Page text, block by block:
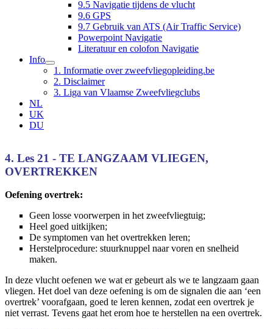
9.5 Navigatie tijdens de vlucht
9.6 GPS
9.7 Gebruik van ATS (Air Traffic Service)
Powerpoint Navigatie
Literatuur en colofon Navigatie
Info
1. Informatie over zweefvliegopleiding.be
2. Disclaimer
3. Liga van Vlaamse Zweefvliegclubs
NL
UK
DU
4. Les 21 - TE LANGZAAM VLIEGEN,
OVERTREKKEN
Oefening overtrek:
Geen losse voorwerpen in het zweefvliegtuig;
Heel goed uitkijken;
De symptomen van het overtrekken leren;
Herstelprocedure: stuurknuppel naar voren en snelheid
maken.
In deze vlucht oefenen we wat er gebeurt als we te langzaam gaan
vliegen. Het doel van deze oefening is om de signalen die aan ‘een
overtrek’ voorafgaan, goed te leren kennen, zodat een overtrek je
niet verrast. Tevens gaat het erom hoe te herstellen na een overtrek.